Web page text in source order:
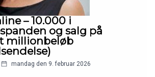
– 10.000 i
og salg på
millionbeløb
mandag den 9. februar 2026